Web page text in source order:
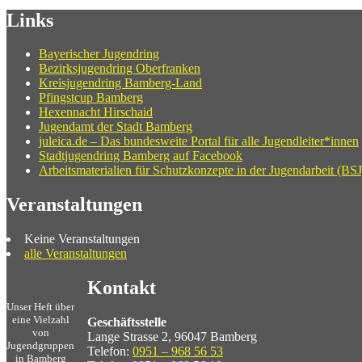
Links
Bayerischer Jugendring
Bezirksjugendring Oberfranken
Kreisjugendring Bamberg-Land
Pfingstcup Bamberg
Hexennacht Hirschaid
Jugendamt der Stadt Bamberg
juleica.de – Das bundesweite Portal für alle Jugendleiter*innen
Stadtjugendring Bamberg auf Facebook
Arbeitsmaterialien für Schutzkonzepte in der Jugendarbeit
Veranstaltungen
Keine Veranstaltungen
alle Veranstaltungen
Unser Heft über
eine Vielzahl
von
Jugendgruppen
in Bamberg
Kontakt
Geschäftsstelle
Lange Strasse 2, 96047 Bamberg
Telefon: 0951 – 968 56 53